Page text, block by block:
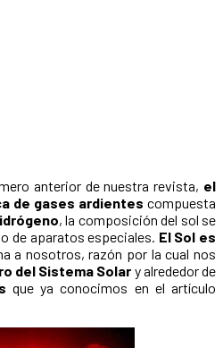
anterior de nuestra revista, el
de gases ardientes compuesta
, la composición del sol se
de aparatos especiales. El Sol es
a nosotros, razón por la cual nos
del Sistema Solar y alrededor de
que ya conocimos en el artículo